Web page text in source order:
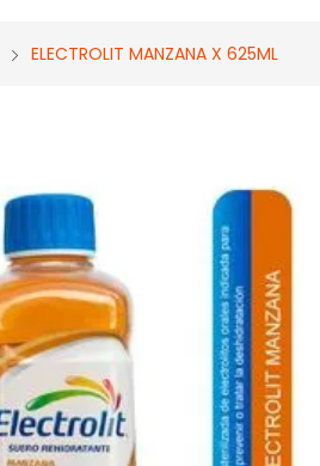
ELECTROLIT MANZANA X 625ML